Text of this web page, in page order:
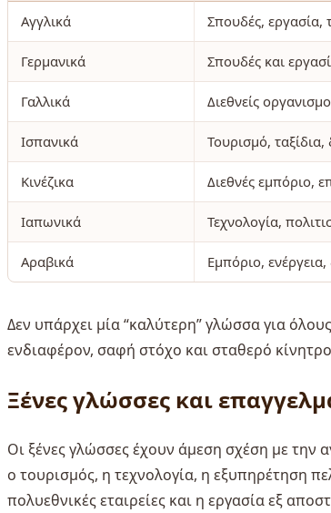
Αγγλικά Σπουδές, εργασία,
Γερμανικά Σπουδές και
Γαλλικά Διεθνείς
Ισπανικά Τουρισμό, ταξίδια,
Κινέζικα Διεθνές εμπόριο,
Ιαπωνικά Τεχνολογία,
Αραβικά Εμπόριο, ενέργεια,
Δεν υπάρχει μία “καλύτερη” γλώσσα για
ενδιαφέρον, σαφή στόχο και σταθερό
Ξένες γλώσσες και
Οι ξένες γλώσσες έχουν άμεση σχέση με
ο τουρισμός, η τεχνολογία, η εξυπηρέτηση
πολυεθνικές εταιρείες και η εργασία εξ